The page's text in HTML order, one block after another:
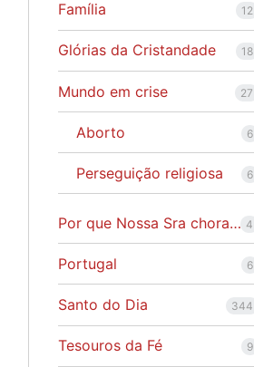
Família 12
Glórias da Cristandade 18
Mundo em crise 27
Aborto 6
Perseguição religiosa 6
Por que Nossa Sra chora… 4
Portugal 6
Santo do Dia 344
Tesouros da Fé 9